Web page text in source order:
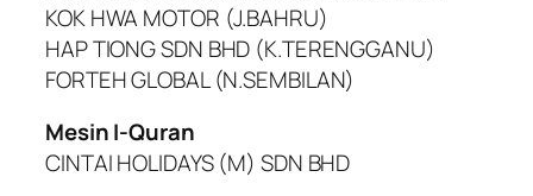
KOK HWA MOTOR (J.BAHRU)
HAP TIONG SDN BHD (K.TERENGGANU)
FORTEH GLOBAL (N.SEMBILAN)
Mesin I-Quran
CINTAI HOLIDAYS (M) SDN BHD